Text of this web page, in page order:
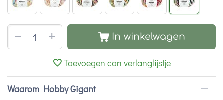
+
− In winkelwagen
Toevoegen aan verlanglijstje
Waarom Hobby Gigant